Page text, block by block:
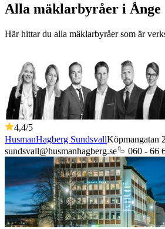
Alla mäklarbyråer i Ånge
Här hittar du alla mäklarbyråer som är
4,4/5
HusmanHagberg SundsvallKöpmangatan
sundsvall@husmanhagberg.se
060 - 66